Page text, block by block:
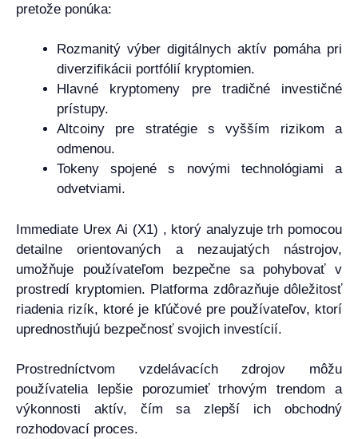
pretože ponúka:
Rozmanitý výber digitálnych aktív pomáha pri
diverzifikácii portfólií kryptomien.
Hlavné kryptomeny pre tradičné investičné
prístupy.
Altcoiny pre stratégie s vyšším rizikom a
odmenou.
Tokeny spojené s novými technológiami a
odvetviami.
Immediate Urex Ai (X1) , ktorý analyzuje trh pomocou
detailne orientovaných a nezaujatých nástrojov,
umožňuje používateľom bezpečne sa pohybovať v
prostredí kryptomien. Platforma zdôrazňuje dôležitosť
riadenia rizík, ktoré je kľúčové pre používateľov, ktorí
uprednostňujú bezpečnosť svojich investícií.
Prostredníctvom vzdelávacích zdrojov môžu
používatelia lepšie porozumieť trhovým trendom a
výkonnosti aktív, čím sa zlepší ich obchodný
rozhodovací proces.